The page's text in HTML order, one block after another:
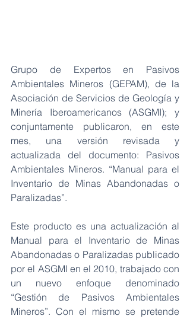
Grupo de Expertos en Pasivos
Ambientales Mineros (GEPAM), de la
Asociación de Servicios de Geología y
Minería Iberoamericanos (ASGMI); y
conjuntamente publicaron, en este
mes, una versión revisada y
actualizada del documento: Pasivos
Ambientales Mineros. “Manual para el
Inventario de Minas Abandonadas o
Paralizadas”.
Este producto es una actualización al
Manual para el Inventario de Minas
Abandonadas o Paralizadas publicado
por el ASGMI en el 2010, trabajado con
un nuevo enfoque denominado
“Gestión de Pasivos Ambientales
Mineros”. Con el mismo se pretende